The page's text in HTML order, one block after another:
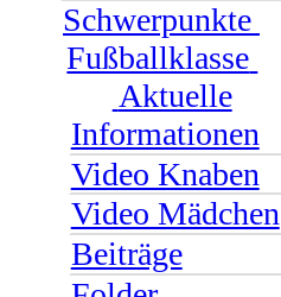
Schwerpunkte
Fußballklasse
Aktuelle
Informationen
Video Knaben
Video Mädchen
Beiträge